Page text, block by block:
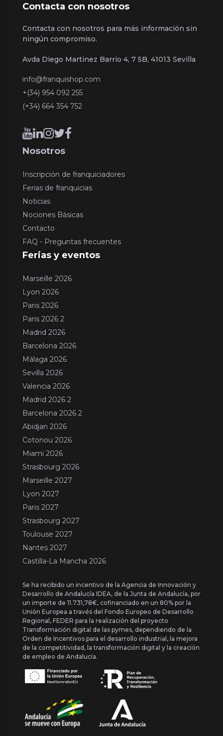
Contacta con nosotros
Contacta con nosotros para más información sin
ningún compromiso.
Avda Diego Martinez Barrio 4, 7 5B, 41013 Sevilla
info@franquishop.com
+(34) 954 092 255
(+34) 664 354 752
Nosotros
Inscripción de franquiciadores
Ferias de franquicias
Noticias
Nociones Básicas
Contacto
FAQ - Preguntas frecuentes
Ferias y eventos
Marseille 2026
Lyon 2026
Paris 2026
Paris 2026 2
Madrid 2026
Barcelona 2026
Málaga 2026
Sevilla 2026
Valencia 2026
Madrid 2026 2
Barcelona 2026 2
Abidjan 2026
Cotonou 2026
Miami 2026
Strasbourg 2026
Marseille 2027
Lyon 2027
Paris 2027
Strasbourg 2027
Toulouse 2027
Nantes 2027
Castilla-La Mancha 2026
Se ha recibido un incentivo de la Agencia de Innovación y
Desarrollo de Andalucía IDEA, de la Junta de Andalucía, por
un importe de 11.731,78€, cofinanciado en un 80% por la
Unión Europea a través del Fondo Europeo de Desarrollo
Regional, FEDER para la realización del proyecto
Transformación digital de las pymes, dependiendo de la
Orden de Incentivos para el desarrollo industrial, la mejora
de la competitividad, la transformación digital y la creación
de empleo de Andalucía.